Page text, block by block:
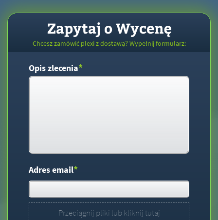
Zapytaj o Wycenę
Chcesz zamówić plexi z dostawą? Wypełnij formularz:
Opis zlecenia*
Adres email*
Przeciągnij pliki lub kliknij tutaj